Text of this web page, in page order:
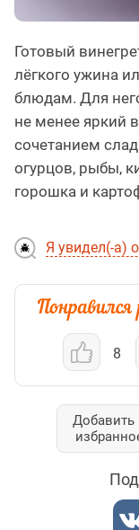
Готовый
лёгкого ужина
блюдам. Для
не менее яркий
сочетанием
огурцов, рыбы,
горошка и
Я увидел(-а)
8
Добавить